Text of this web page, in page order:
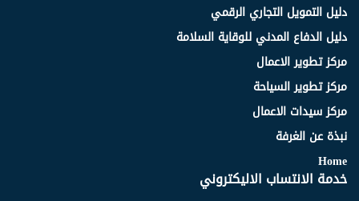
دليل التمويل التجاري الرقمي
دليل الدفاع المدني للوقاية السلامة
مركز تطوير الاعمال
مركز تطوير السياحة
مركز سيدات الاعمال
نبذة عن الغرفة
Home
خدمة الانتساب الاليكتروني